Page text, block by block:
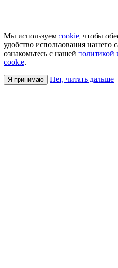
Мы используем cookie, чтобы
удобство использования нашего
ознакомьтесь с нашей политикой
cookie.
Я принимаю Нет, читать дальше